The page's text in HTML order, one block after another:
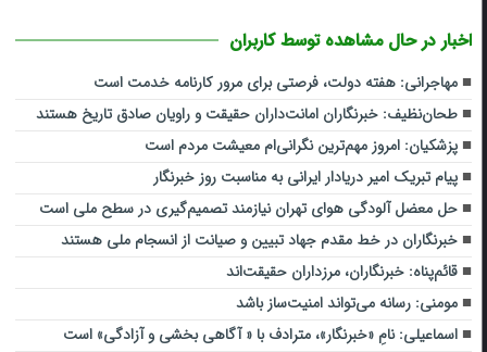
اخبار در حال مشاهده توسط کاربران
مهاجرانی: هفته دولت، فرصتی برای مرور کارنامه خدمت است
طحان‌نظیف: خبرنگاران امانت‌داران حقیقت و راویان صادق تاریخ‌ هستند
پزشکیان: امروز مهم‌ترین نگرانی‌ام معیشت مردم است
پیام تبریک امیر دریادار ایرانی به مناسبت روز خبرنگار
حل معضل آلودگی هوای تهران نیازمند تصمیم‌گیری در سطح ملی است
خبرنگاران در خط مقدم جهاد تبیین و صیانت از انسجام ملی هستند
قائم‌پناه: ‏خبرنگاران، مرزداران حقیقت‌اند
مومنی: رسانه می‌تواند امنیت‌ساز باشد
اسماعیلی: نامِ «خبرنگار»، مترادف با « آگاهی بخشی و آزادگی» است